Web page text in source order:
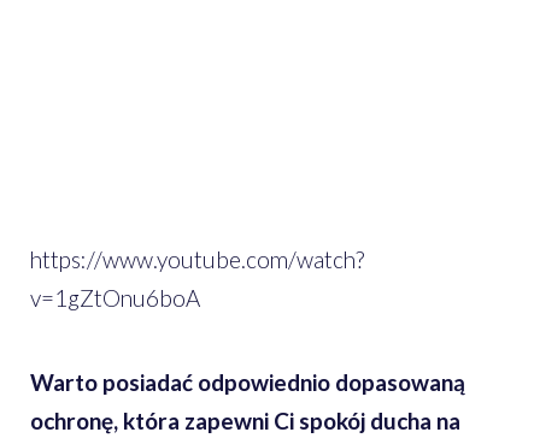
https://www.youtube.com/watch?
v=1gZtOnu6boA
Warto posiadać odpowiednio dopasowaną
ochronę, która zapewni Ci spokój ducha na